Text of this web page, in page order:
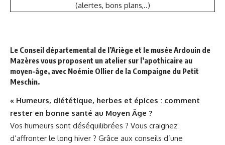
(alertes, bons plans,..)
Le Conseil départemental de l’Ariège et le musée Ardouin de
Mazères vous proposent un atelier sur l’apothicaire au
moyen-âge, avec Noémie Ollier de la Compaigne du Petit
Meschin.
« Humeurs, diététique, herbes et épices : comment
rester en bonne santé au Moyen Âge ?
Vos humeurs sont déséquilibrées ? Vous craignez
d’affronter le long hiver ? Grâce aux conseils d’une